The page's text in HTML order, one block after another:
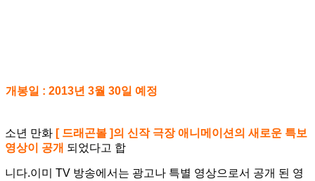
개봉일 : 2013년 3월 30일 예정
소년 만화 [ 드래곤볼 ]의 신작 극장 애니메이션의 새로운 특보
영상이 공개 되었다고 합
니다.이미 TV 방송에서는 광고나 특별 영상으로서 공개 된 영